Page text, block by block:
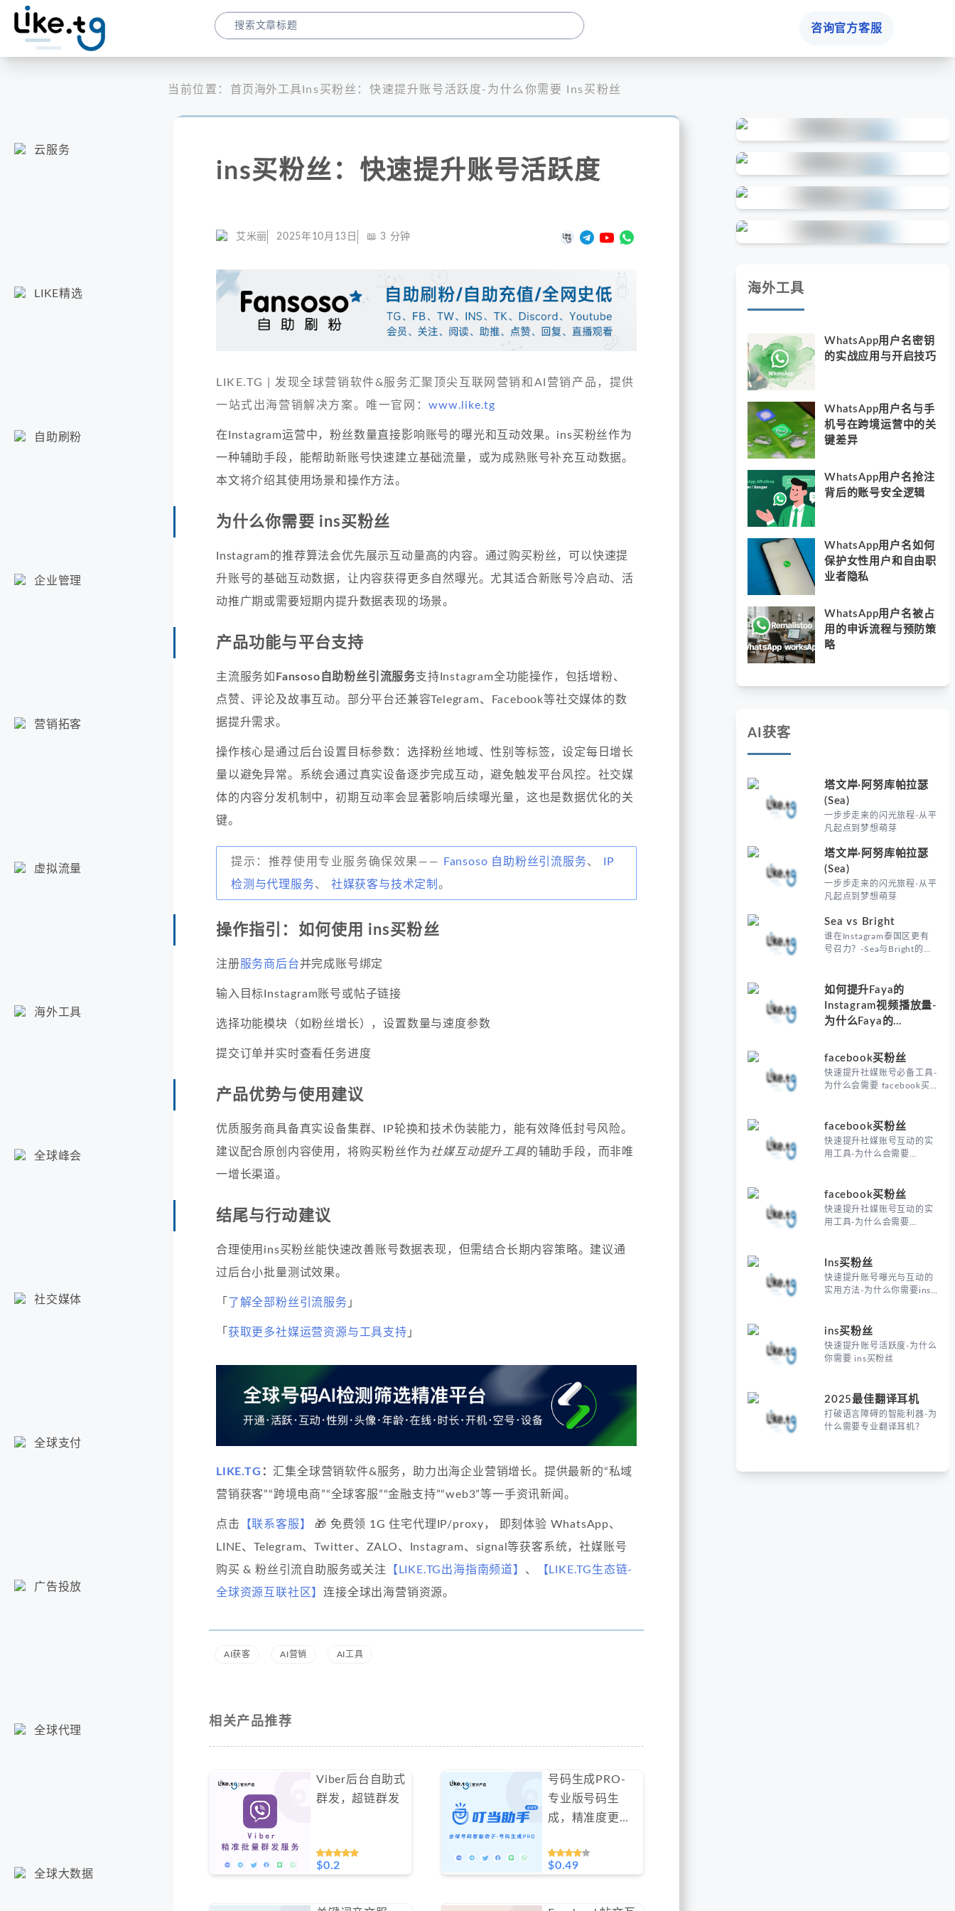
咨询官方客服
云服务
LIKE精选
自助刷粉
企业管理
营销拓客
虚拟流量
海外工具
全球峰会
社交媒体
全球支付
广告投放
全球代理
全球大数据
当前位置： 首页 海外工具 Ins买粉丝：快速提升账号活跃度-为什么你需要 Ins买粉丝
ins买粉丝：快速提升账号活跃度
艾米丽 2025年10月13日 📖3 分钟
LIKE.TG | 发现全球营销软件&服务汇聚顶尖互联网营销和AI营销产品，提供
一站式出海营销解决方案。唯一官网：www.like.tg
在Instagram运营中，粉丝数量直接影响账号的曝光和互动效果。ins买粉丝作为
一种辅助手段，能帮助新账号快速建立基础流量，或为成熟账号补充互动数据。
本文将介绍其使用场景和操作方法。
为什么你需要 ins买粉丝
Instagram的推荐算法会优先展示互动量高的内容。通过购买粉丝，可以快速提
升账号的基础互动数据，让内容获得更多自然曝光。尤其适合新账号冷启动、活
动推广期或需要短期内提升数据表现的场景。
产品功能与平台支持
主流服务如 Fansoso自助粉丝引流服务支持Instagram全功能操作，包括增粉、
点赞、评论及故事互动。部分平台还兼容Telegram、Facebook等社交媒体的数
据提升需求。
操作核心是通过后台设置目标参数：选择粉丝地域、性别等标签，设定每日增长
量以避免异常。系统会通过真实设备逐步完成互动，避免触发平台风控。社交媒
体的内容分发机制中，初期互动率会显著影响后续曝光量，这也是数据优化的关
键。
提示：推荐使用专业服务确保效果—— Fansoso 自助粉丝引流服务、 IP
检测与代理服务、 社媒获客与技术定制。
操作指引：如何使用 ins买粉丝
注册服务商后台并完成账号绑定
输入目标Instagram账号或帖子链接
选择功能模块（如粉丝增长），设置数量与速度参数
提交订单并实时查看任务进度
产品优势与使用建议
优质服务商具备真实设备集群、IP轮换和技术伪装能力，能有效降低封号风险。
建议配合原创内容使用，将购买粉丝作为社媒互动提升工具的辅助手段，而非唯
一增长渠道。
结尾与行动建议
合理使用ins买粉丝能快速改善账号数据表现，但需结合长期内容策略。建议通
过后台小批量测试效果。
「 了解全部粉丝引流服务 」
「 获取更多社媒运营资源与工具支持 」
LIKE.TG ： 汇集全球营销软件&服务，助力出海企业营销增长。提供最新的“私域
营销获客”“跨境电商”“全球客服”“金融支持”“web3”等一手资讯新闻。
点击 【联系客服】
🎁 免费领 1G 住宅代理IP/proxy， 即刻体验 WhatsApp、
LINE、Telegram、Twitter、ZALO、Instagram、signal等获客系统，社媒账号
购买 & 粉丝引流自助服务或关注
【LIKE.TG出海指南频道】 、
【LIKE.TG生态链-
全球资源互联社区】连接全球出海营销资源。
AI获客 AI营销 AI工具
相关产品推荐
Viber后台自助式
群发，超链群发
$0.2
号码生成PRO-
专业版号码生
成，精准度更
天#GN017
$0.49
海外工具
WhatsApp用户名密钥
的实战应用与开启技巧
WhatsApp用户名与手
机号在跨境运营中的关
键差异
WhatsApp用户名抢注
背后的账号安全逻辑
WhatsApp用户名如何
保护女性用户和自由职
业者隐私
WhatsApp用户名被占
用的申诉流程与预防策
略
AI获客
塔文岸·阿努库帕拉瑟
(Sea)
一步步走来的闪光旅程-从平
凡起点到梦想萌芽
塔文岸·阿努库帕拉瑟
(Sea)
一步步走来的闪光旅程-从平
凡起点到梦想萌芽
Sea vs Bright
谁在Instagram泰国区更有
号召力？-Sea与Bright的社
如何提升Faya的
Instagram视频播放量-
为什么Faya的
需要刷粉支持
facebook买粉丝
快速提升社媒账号必备工具-
为什么会需要 facebook买
facebook买粉丝
快速提升社媒账号互动的实
用工具-为什么会需要
facebook买粉丝
快速提升社媒账号互动的实
用工具-为什么会需要
Ins买粉丝
快速提升账号曝光与互动的
实用方法-为什么你需要ins
ins买粉丝
快速提升账号活跃度-为什么
你需要 ins买粉丝
2025最佳翻译耳机
打破语言障碍的智能利器-为
什么需要专业翻译耳机？